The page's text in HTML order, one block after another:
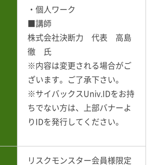
・個人ワーク
■講師
株式会社決断力 代表 高島
徹 氏
※内容は変更される場合がご
ざいます。ご了承下さい。
※サイバックスUniv.IDをお持
ちでない方は、上部バナーよ
りIDを発行してください。
リスクモンスター会員様限定